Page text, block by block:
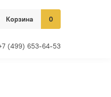
Корзина 0
(499) 653-64-53